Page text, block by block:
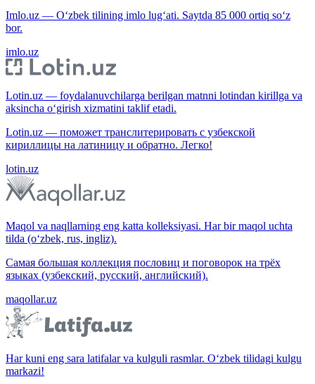
Imlo.uz — O‘zbek tilining imlo lug‘ati. Saytda 85 000 ortiq so‘z
bor.
imlo.uz
Lotin.uz — foydalanuvchilarga berilgan matnni lotindan kirillga va
aksincha o‘girish xizmatini taklif etadi.
Lotin.uz — поможет транслитерировать с узбекской
кириллицы на латиницу и обратно. Легко!
lotin.uz
Maqol va naqllarning eng katta kolleksiyasi. Har bir maqol uchta
tilda (o‘zbek, rus, ingliz).
Самая большая коллекция пословиц и поговорок на трёх
языках (узбекский, русский, английский).
maqollar.uz
Har kuni eng sara latifalar va kulguli rasmlar. O‘zbek tilidagi kulgu
markazi!